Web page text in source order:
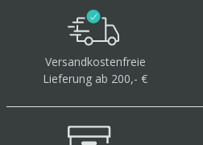
Versandkostenfreie
Lieferung ab 200,- €